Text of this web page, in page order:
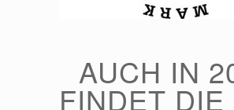
AUCH IN
FINDET DIE